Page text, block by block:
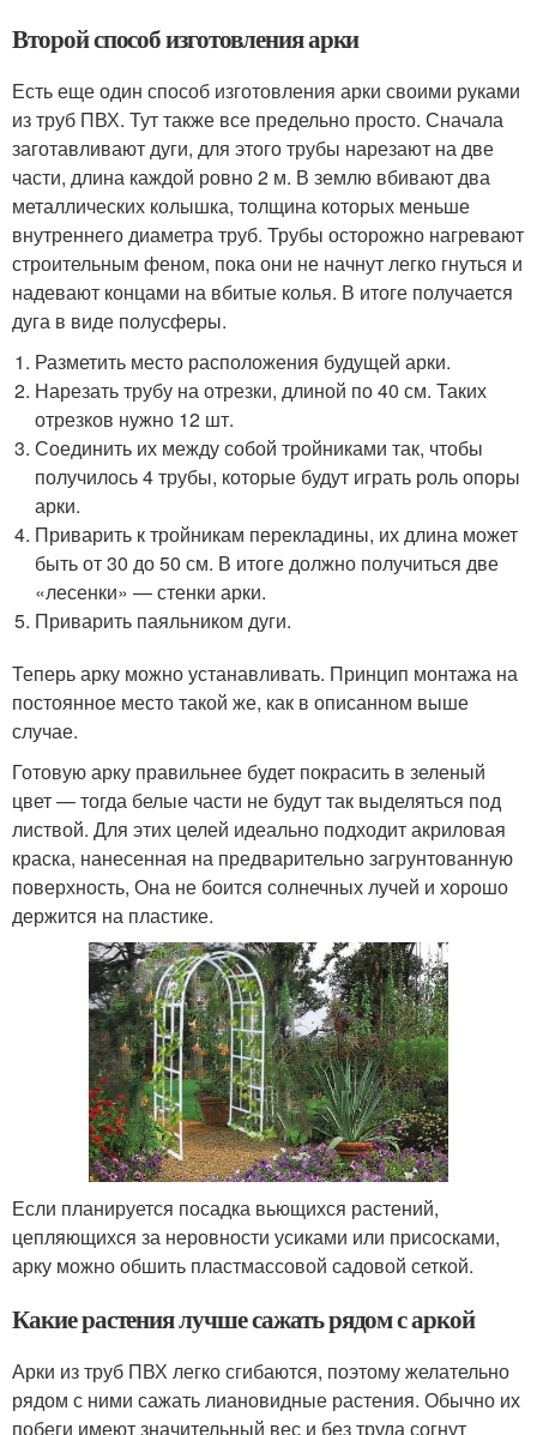
Второй способ изготовления арки
Есть еще один способ изготовления арки своими руками
из труб ПВХ. Тут также все предельно просто. Сначала
заготавливают дуги, для этого трубы нарезают на две
части, длина каждой ровно 2 м. В землю вбивают два
металлических колышка, толщина которых меньше
внутреннего диаметра труб. Трубы осторожно нагревают
строительным феном, пока они не начнут легко гнуться и
надевают концами на вбитые колья. В итоге получается
дуга в виде полусферы.
Разметить место расположения будущей арки.
Нарезать трубу на отрезки, длиной по 40 см. Таких
отрезков нужно 12 шт.
Соединить их между собой тройниками так, чтобы
получилось 4 трубы, которые будут играть роль опоры
арки.
Приварить к тройникам перекладины, их длина может
быть от 30 до 50 см. В итоге должно получиться две
«лесенки» — стенки арки.
Приварить паяльником дуги.
Теперь арку можно устанавливать. Принцип монтажа на
постоянное место такой же, как в описанном выше
случае.
Готовую арку правильнее будет покрасить в зеленый
цвет — тогда белые части не будут так выделяться под
листвой. Для этих целей идеально подходит акриловая
краска, нанесенная на предварительно загрунтованную
поверхность, Она не боится солнечных лучей и хорошо
держится на пластике.
Если планируется посадка вьющихся растений,
цепляющихся за неровности усиками или присосками,
арку можно обшить пластмассовой садовой сеткой.
Какие растения лучше сажать рядом с аркой
Арки из труб ПВХ легко сгибаются, поэтому желательно
рядом с ними сажать лиановидные растения. Обычно их
побеги имеют значительный вес и без труда согнут